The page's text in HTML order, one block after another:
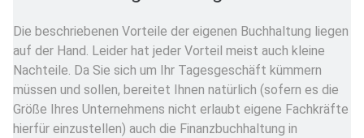
Die beschriebenen Vorteile der eigenen Buchhaltung liegen
auf der Hand. Leider hat jeder Vorteil meist auch kleine
Nachteile. Da Sie sich um Ihr Tagesgeschäft kümmern
müssen und sollen, bereitet Ihnen natürlich (sofern es die
Größe Ihres Unternehmens nicht erlaubt eigene Fachkräfte
hierfür einzustellen) auch die Finanzbuchhaltung in